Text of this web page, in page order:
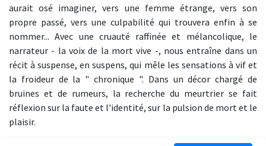
aurait osé imaginer, vers une femme étrange, vers son
propre passé, vers une culpabilité qui trouvera enfin à se
nommer... Avec une cruauté raffinée et mélancolique, le
narrateur - la voix de la mort vive -, nous entraîne dans un
récit à suspense, en suspens, qui mêle les sensations à vif et
la froideur de la " chronique ". Dans un décor chargé de
bruines et de rumeurs, la recherche du meurtrier se fait
réflexion sur la faute et l'identité, sur la pulsion de mort et le
plaisir.